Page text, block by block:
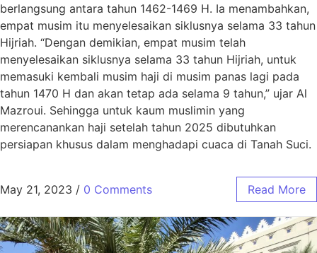
berlangsung antara tahun 1462-1469 H. Ia menambahkan,
empat musim itu menyelesaikan siklusnya selama 33 tahun
Hijriah. “Dengan demikian, empat musim telah
menyelesaikan siklusnya selama 33 tahun Hijriah, untuk
memasuki kembali musim haji di musim panas lagi pada
tahun 1470 H dan akan tetap ada selama 9 tahun,” ujar Al
Mazroui. Sehingga untuk kaum muslimin yang
merencanankan haji setelah tahun 2025 dibutuhkan
persiapan khusus dalam menghadapi cuaca di Tanah Suci.
May 21, 2023 / 0 Comments Read More